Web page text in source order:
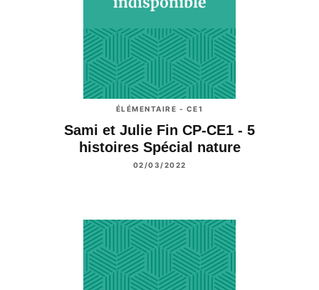
ÉLÉMENTAIRE - CE1
Sami et Julie Fin CP-CE1 - 5
histoires Spécial nature
02/03/2022